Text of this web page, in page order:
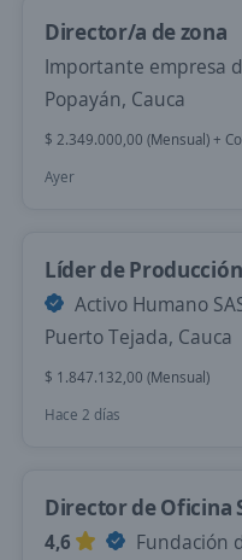
Director/a de zona
Importante empresa
Popayán, Cauca
$ 2.349.000,00 (Mensual) +
Ayer
Líder de Producción
Activo Humano
Puerto Tejada, Cauca
$ 1.847.132,00 (Mensual)
Hace 2 días
Director de Oficina
4,6
Fundación